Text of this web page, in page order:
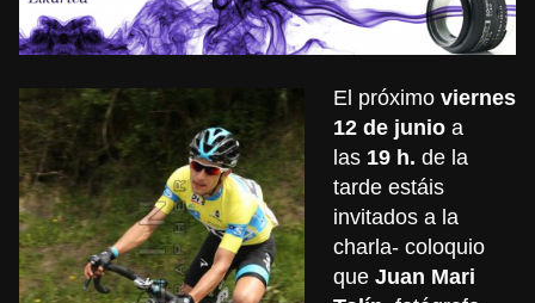
El próximo viernes
12 de junio a
las 19 h. de la
tarde estáis
invitados a la
charla- coloquio
que Juan Mari